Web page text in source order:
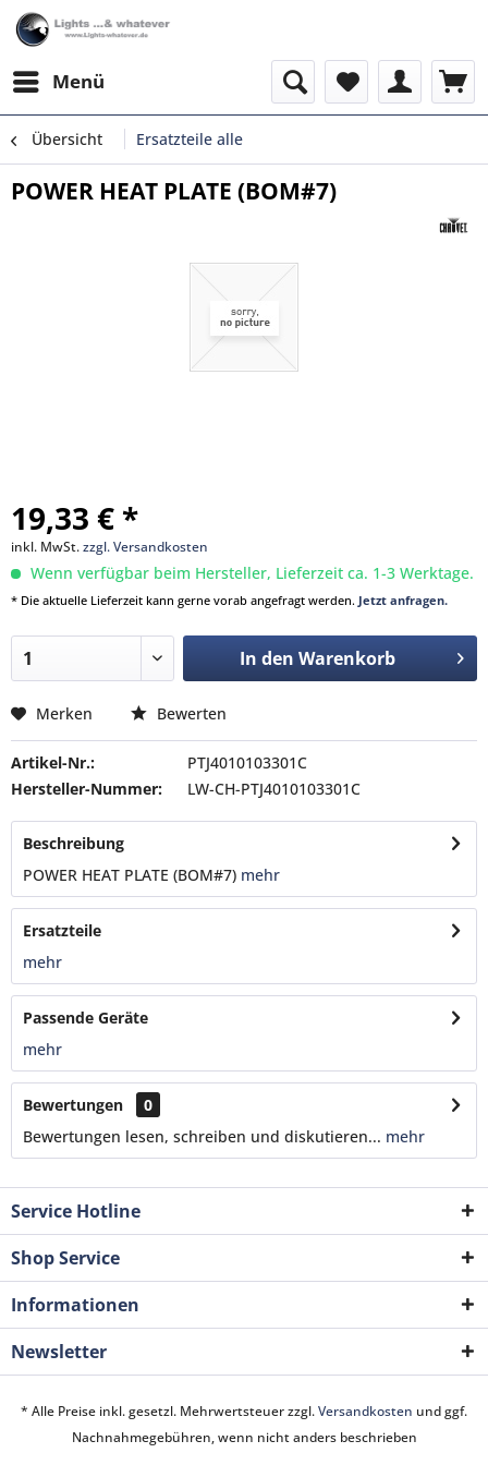
Menü
Übersicht Ersatzteile alle
POWER HEAT PLATE (BOM#7)
19,33 € *
inkl. MwSt.zzgl. Versandkosten
Wenn verfügbar beim Hersteller, Lieferzeit ca. 1-3 Werktage.
* Die aktuelle Lieferzeit kann gerne vorab angefragt werden. Jetzt anfragen.
In den Warenkorb
Merken Bewerten
Artikel-Nr.:
PTJ4010103301C
Hersteller-Nummer:
LW-CH-PTJ4010103301C
Beschreibung
POWER HEAT PLATE (BOM#7) mehr
Ersatzteile
mehr
Passende Geräte
mehr
Bewertungen
0
Bewertungen lesen, schreiben und diskutieren... mehr
Service Hotline
Shop Service
Informationen
Newsletter
* Alle Preise inkl. gesetzl. Mehrwertsteuer zzgl.Versandkosten und ggf.
Nachnahmegebühren, wenn nicht anders beschrieben